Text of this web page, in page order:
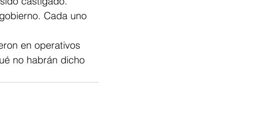
Cada uno
en operativos
no habrán dicho